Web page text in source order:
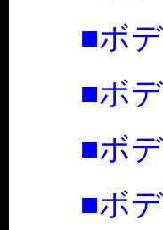
■ボ
■ボ
■ボ
■ボ